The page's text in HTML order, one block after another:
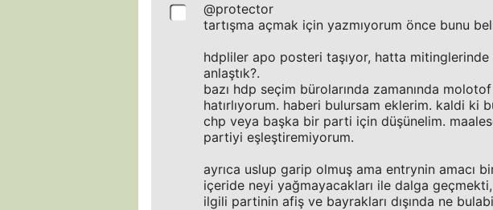
@protector
tartışma açmak için yazmıyorum önce bunu
hdpliler apo posteri taşıyor, hatta
anlaştık?.
bazı hdp seçim bürolarında zamanında
hatırlıyorum. haberi bulursam eklerim. kaldi ki
chp veya başka bir parti için düşünelim.
partiyi eşleştiremiyorum.
ayrıca uslup garip olmuş ama entrynin amacı
içeride neyi yağmayacakları ile dalga
ilgili partinin afiş ve bayrakları dışında ne